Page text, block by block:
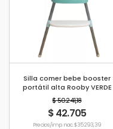
Silla comer bebe booster
portátil alta Rooby VERDE
$ 50.241,18
$ 42.705
Precio s/imp. nac. $ 35.293,39